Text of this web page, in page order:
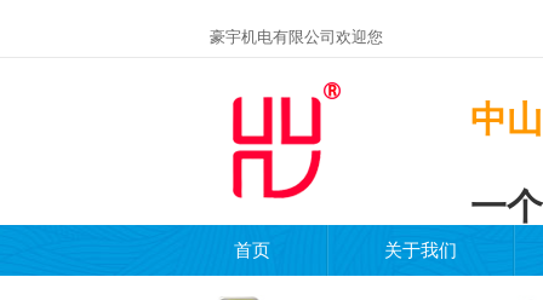
豪宇机电有限公司欢迎您
中
一
首页 关于我们